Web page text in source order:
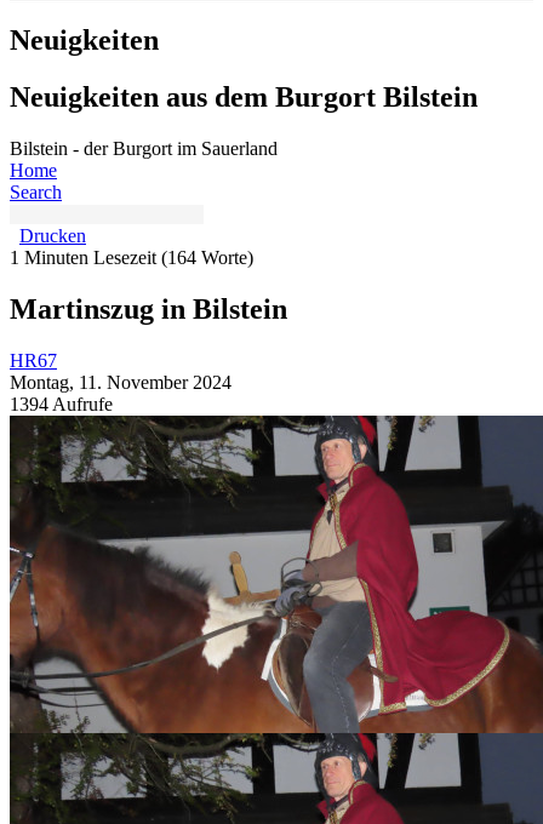
Neuigkeiten
Neuigkeiten aus dem Burgort Bilstein
Bilstein - der Burgort im Sauerland
Home
Search
Drucken
1 Minuten Lesezeit (164 Worte)
Martinszug in Bilstein
HR67
Montag, 11. November 2024
1394 Aufrufe